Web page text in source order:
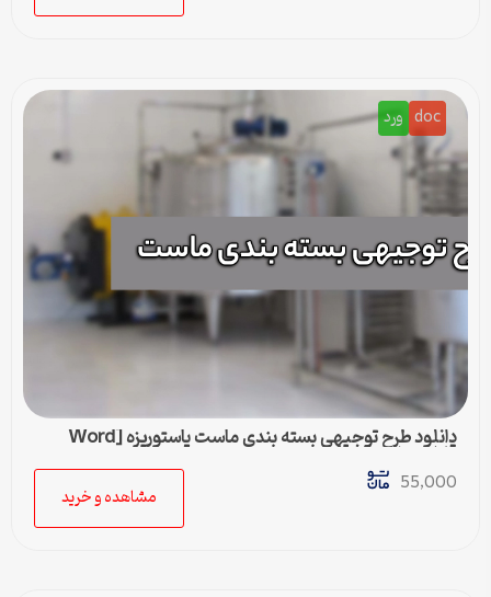
doc ورد
دانلود طرح توجیهی بسته بندی ماست پاستوریزه [Word
قابل ویرایش]
55,000
مشاهده و خرید